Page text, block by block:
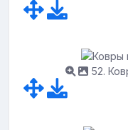
52.